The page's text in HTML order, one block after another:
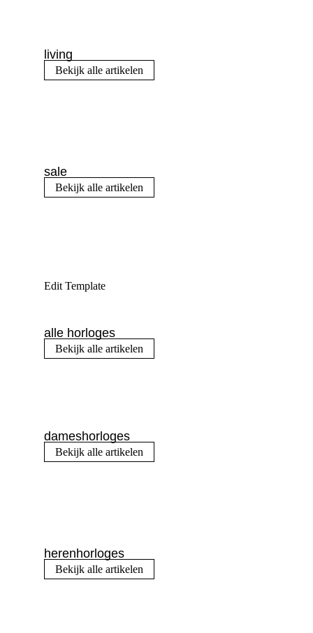
living
Bekijk alle artikelen
sale
Bekijk alle artikelen
Edit Template
alle horloges
Bekijk alle artikelen
dameshorloges
Bekijk alle artikelen
herenhorloges
Bekijk alle artikelen